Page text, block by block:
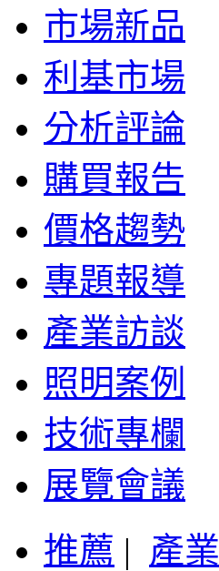
市場新品
利基市場
分析評論
購買報告
價格趨勢
專題報導
產業訪談
照明案例
技術專欄
展覽會議
推薦 | 產業